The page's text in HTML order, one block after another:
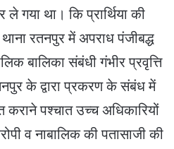
गया था। कि प्रार्थिया की
थाना रतनपुर में अपराध पंजीबद्ध
बालिका संबंधी गंभीर प्रवृत्ति
के द्वारा प्रकरण के संबंध में
पश्चात उच्च अधिकारियों
व नाबालिक की पतासाजी की